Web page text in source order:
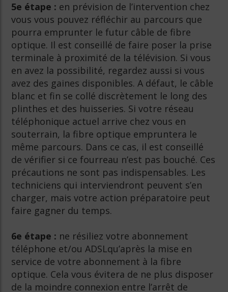
5e étape : en prévision de l’intervention chez
vous vous pouvez réfléchir au parcours que
pourra emprunter le futur câble de fibre
optique. Il est conseillé de faire poser la prise
terminale à proximité de la télévision. Si vous
en avez la possibilité, regardez aussi si vous
avez des gaines disponibles. A défaut, le câble
blanc et fin se collé discrètement le long des
plinthes et des huisseries. Si votre réseau
téléphonique actuel arrive chez vous en
souterrain, la fibre optique empruntera le
même parcours. Dans ce cas, il est conseillé
de vérifier si ce fourreau n’est pas bouché. Ces
précautions ne sont pas indispensables. Les
techniciens qui interviendront peuvent s’en
charger, mais votre action préparatoire peut
faire gagner du temps.
6e étape : ne résiliez votre abonnement
téléphone et/ou ADSLqu’après la mise en
service de votre abonnement à la fibre
optique. Cela vous évitera de ne plus disposer
de la moindre connexion entre l’arrêt de